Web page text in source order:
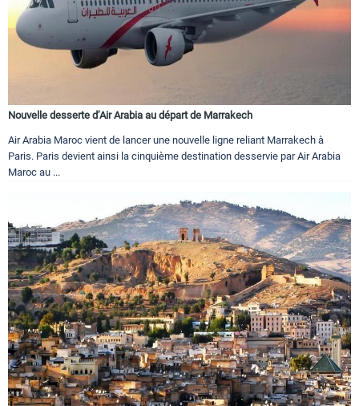
Nouvelle desserte d’Air Arabia au départ de Marrakech
Air Arabia Maroc vient de lancer une nouvelle ligne reliant Marrakech à
Paris. Paris devient ainsi la cinquième destination desservie par Air Arabia
Maroc au ...